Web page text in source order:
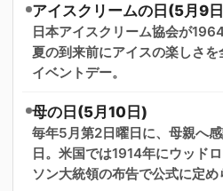
アイスクリームの日(5月9
日本アイスクリーム協会が1964
夏の到来前にアイスの楽しさを
イベントデー。
母の日(5月10日)
毎年5月第2日曜日に、母親へ
日。米国では1914年にウッド
ソン大統領の布告で公式に定め